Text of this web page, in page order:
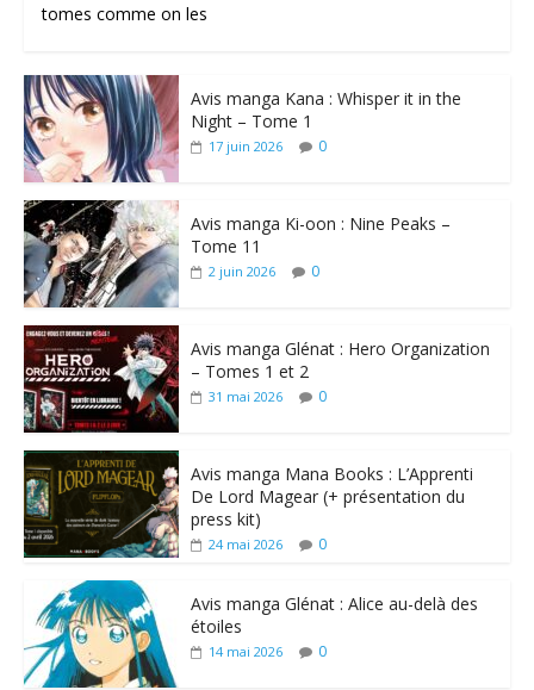
tomes comme on les
Avis manga Kana : Whisper it in the
Night – Tome 1
17 juin 2026 0
Avis manga Ki-oon : Nine Peaks –
Tome 11
2 juin 2026 0
Avis manga Glénat : Hero Organization
– Tomes 1 et 2
31 mai 2026 0
Avis manga Mana Books : L’Apprenti
De Lord Magear (+ présentation du
press kit)
24 mai 2026 0
Avis manga Glénat : Alice au-delà des
étoiles
14 mai 2026 0